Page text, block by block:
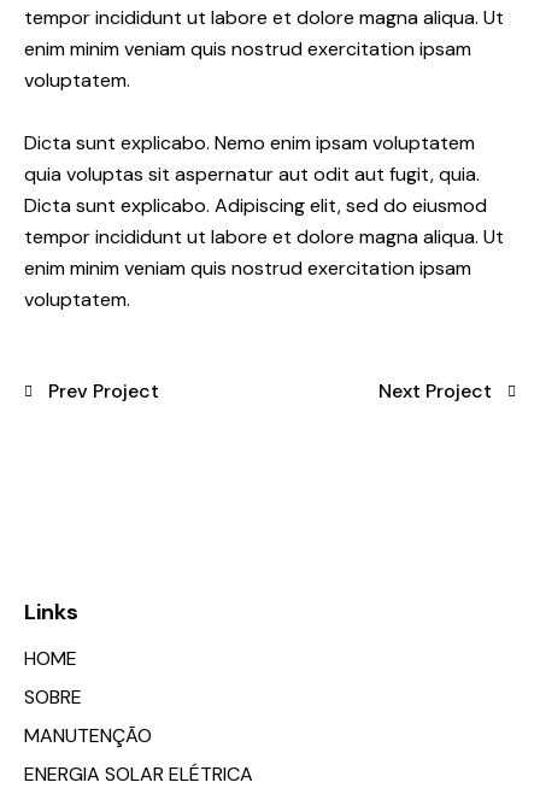
tempor incididunt ut labore et dolore magna aliqua. Ut
enim minim veniam quis nostrud exercitation ipsam
voluptatem.
Dicta sunt explicabo. Nemo enim ipsam voluptatem
quia voluptas sit aspernatur aut odit aut fugit, quia.
Dicta sunt explicabo. Adipiscing elit, sed do eiusmod
tempor incididunt ut labore et dolore magna aliqua. Ut
enim minim veniam quis nostrud exercitation ipsam
voluptatem.
Prev Project Next Project
Links
HOME
SOBRE
MANUTENÇÃO
ENERGIA SOLAR ELÉTRICA